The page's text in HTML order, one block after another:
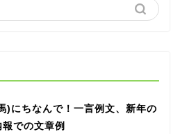
)にちなんで！一言例文、新年の
での文章例